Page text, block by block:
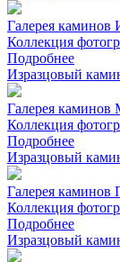
Галерея каминов
Коллекция
Подробнее
Изразцовый
Галерея каминов
Коллекция
Подробнее
Изразцовый
Галерея каминов
Коллекция
Подробнее
Изразцовый